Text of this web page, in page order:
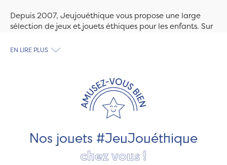
Depuis 2007, Jeujouéthique vous propose une large
sélection de jeux et jouets éthiques pour les enfants. Sur
découvrez le plus grand choix de jouets en bois
les jeux et jouets en bois de qualité et engagés dans le
développement durable. Ils nous fabriquent des jouets
pour les jeunes enfants, des jeux d'éveil, des jeux de
société, des jouets d'imitation, des jeux de plein air, ... et
EN LIRE PLUS
Nos jouets #JeuJouéthique
chez vous !